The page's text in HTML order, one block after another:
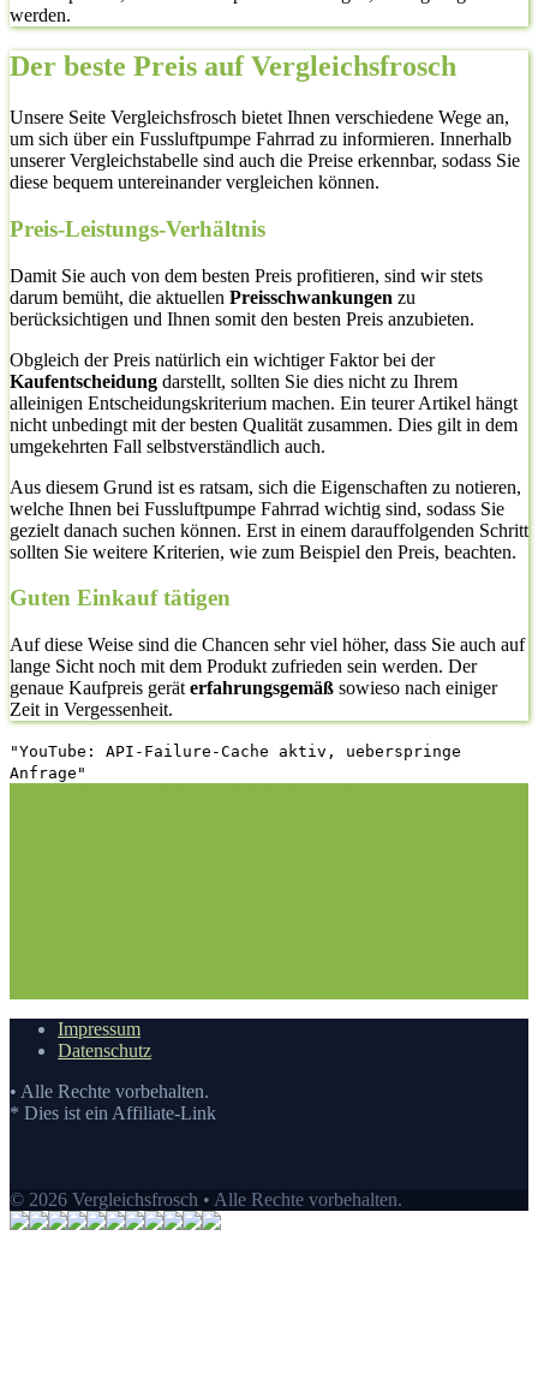
werden.
Der beste Preis auf Vergleichsfrosch
Unsere Seite Vergleichsfrosch bietet Ihnen verschiedene Wege an,
um sich über ein Fussluftpumpe Fahrrad zu informieren. Innerhalb
unserer Vergleichstabelle sind auch die Preise erkennbar, sodass Sie
diese bequem untereinander vergleichen können.
Preis-Leistungs-Verhältnis
Damit Sie auch von dem besten Preis profitieren, sind wir stets
darum bemüht, die aktuellen Preisschwankungen zu
berücksichtigen und Ihnen somit den besten Preis anzubieten.
Obgleich der Preis natürlich ein wichtiger Faktor bei der
Kaufentscheidung darstellt, sollten Sie dies nicht zu Ihrem
alleinigen Entscheidungskriterium machen. Ein teurer Artikel hängt
nicht unbedingt mit der besten Qualität zusammen. Dies gilt in dem
umgekehrten Fall selbstverständlich auch.
Aus diesem Grund ist es ratsam, sich die Eigenschaften zu notieren,
welche Ihnen bei Fussluftpumpe Fahrrad wichtig sind, sodass Sie
gezielt danach suchen können. Erst in einem darauffolgenden Schritt
sollten Sie weitere Kriterien, wie zum Beispiel den Preis, beachten.
Guten Einkauf tätigen
Auf diese Weise sind die Chancen sehr viel höher, dass Sie auch auf
lange Sicht noch mit dem Produkt zufrieden sein werden. Der
genaue Kaufpreis gerät erfahrungsgemäß sowieso nach einiger
Zeit in Vergessenheit.
"YouTube: API-Failure-Cache aktiv, ueberspringe
Anfrage"
Impressum
Datenschutz
• Alle Rechte vorbehalten.
* Dies ist ein Affiliate-Link
© 2026 Vergleichsfrosch • Alle Rechte vorbehalten.